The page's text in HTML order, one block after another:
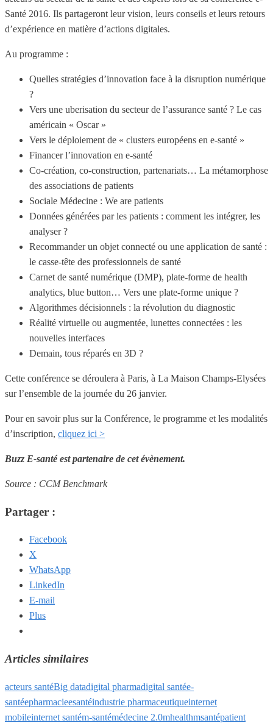
Santé 2016. Ils partageront leur vision, leurs conseils et leurs retours
d’expérience en matière d’actions digitales.
Au programme :
Quelles stratégies d’innovation face à la disruption numérique
?
Vers une uberisation du secteur de l’assurance santé ? Le cas
américain « Oscar »
Vers le déploiement de « clusters européens en e-santé »
Financer l’innovation en e-santé
Co-création, co-construction, partenariats… La métamorphose
des associations de patients
Sociale Médecine : We are patients
Données générées par les patients : comment les intégrer, les
analyser ?
Recommander un objet connecté ou une application de santé :
le casse-tête des professionnels de santé
Carnet de santé numérique (DMP), plate-forme de health
analytics, blue button… Vers une plate-forme unique ?
Algorithmes décisionnels : la révolution du diagnostic
Réalité virtuelle ou augmentée, lunettes connectées : les
nouvelles interfaces
Demain, tous réparés en 3D ?
Cette conférence se déroulera à Paris, à La Maison Champs-Elysées
sur l’ensemble de la journée du 26 janvier.
Pour en savoir plus sur la Conférence, le programme et les modalités
d’inscription, cliquez ici >
Buzz E-santé est partenaire de cet évènement.
Source : CCM Benchmark
Partager :
Facebook
X
WhatsApp
LinkedIn
E-mail
Plus
Articles similaires
acteurs santéBig datadigital pharmadigital santée-
santéepharmacieesantéindustrie pharmaceutiqueinternet
mobileinternet santém-santémédecine 2.0mhealthmsantépatient